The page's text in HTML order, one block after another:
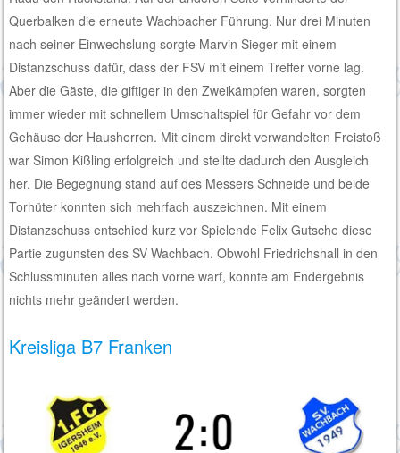
Querbalken die erneute Wachbacher Führung. Nur drei Minuten
nach seiner Einwechslung sorgte Marvin Sieger mit einem
Distanzschuss dafür, dass der FSV mit einem Treffer vorne lag.
Aber die Gäste, die giftiger in den Zweikämpfen waren, sorgten
immer wieder mit schnellem Umschaltspiel für Gefahr vor dem
Gehäuse der Hausherren. Mit einem direkt verwandelten Freistoß
war Simon Kißling erfolgreich und stellte dadurch den Ausgleich
her. Die Begegnung stand auf des Messers Schneide und beide
Torhüter konnten sich mehrfach auszeichnen. Mit einem
Distanzschuss entschied kurz vor Spielende Felix Gutsche diese
Partie zugunsten des SV Wachbach. Obwohl Friedrichshall in den
Schlussminuten alles nach vorne warf, konnte am Endergebnis
nichts mehr geändert werden.
Kreisliga B7 Franken